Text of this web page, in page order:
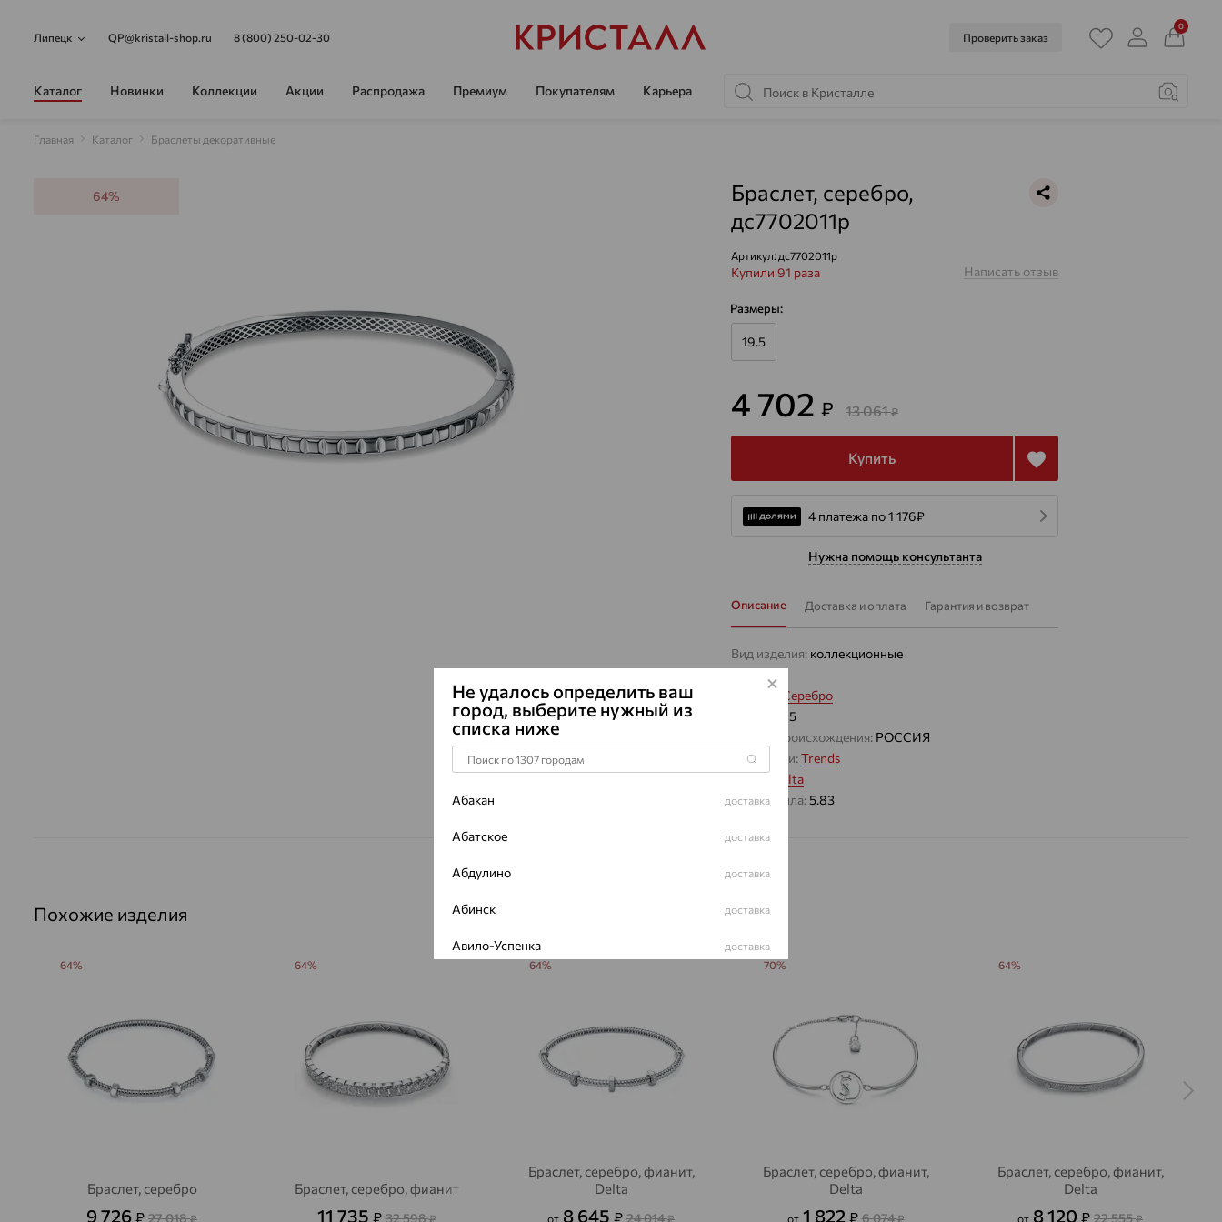
Липецк QP@kristall-shop.ru 8 (800) 250-02-30 Проверить заказ
0
Каталог Новинки Коллекции Акции Распродажа Премиум Покупателям Карьера
Главная Каталог Браслеты декоративные
64%
Браслет, серебро,
дс7702011р
Артикул: дс7702011р
Купили 91 разa Написать отзыв
Размеры:
19.5
4 702 ₽ 13 061₽
Купить
4 платежа по 1 176₽
Нужна помощь консультанта
Описание Доставка и оплата Гарантия и возврат
Вид изделия: коллекционные
Серебро
925
Страна происхождения: РОССИЯ
Коллекции:Trends
Delta
Вес металла:5.83
Похожие изделия
Браслет, серебро
9 726 ₽ 27 018₽
64%
Браслет, серебро, фианит
11 735 ₽ 32 598₽
64%
Браслет, серебро, фианит,
Delta
от 8 645 ₽ 24 014₽
64%
Браслет, серебро, фианит,
Delta
от 1 822 ₽ 6 074₽
70%
Браслет, серебро, фианит,
Delta
от 8 120 ₽ 22 555₽
64%
Не удалось определить ваш
город, выберите нужный из
списка ниже
Абакан доставка
Абатское доставка
Абдулино доставка
Абинск доставка
Авило-Успенка доставка
доставка